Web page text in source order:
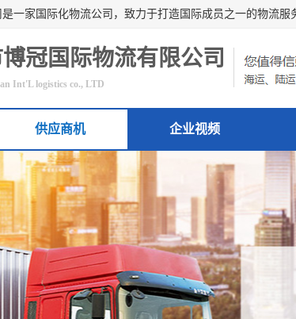
冠国际物流有限公司
Int'L logistics co., LTD
供应商机 企业视频